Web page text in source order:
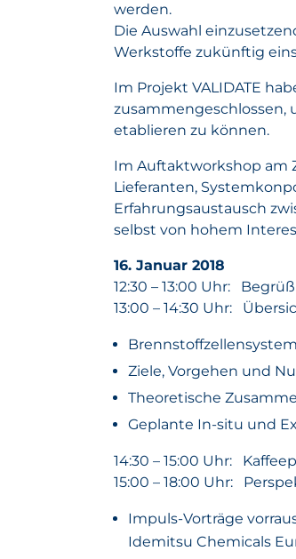
werden.
Die Auswahl
Werkstoffe zukünftig
Im Projekt VALIDATE
zusammengeschlossen,
etablieren zu können.
Im Auftaktworkshop am
Lieferanten,
Erfahrungsaustausch
selbst von hohem
16. Januar 2018
12:30 – 13:00 Uhr:
13:00 – 14:30 Uhr:
Ziele, Vorgehen und
Theoretische
Geplante In-situ und
14:30 – 15:00 Uhr:
15:00 – 18:00 Uhr:
Impuls-Vorträge
Idemitsu Chemicals